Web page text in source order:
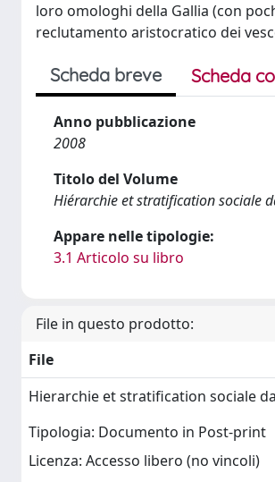
loro omologhi della Gallia (con
reclutamento aristocratico dei
Scheda breve Scheda
Anno pubblicazione
2008
Titolo del Volume
Hiérarchie et stratification sociale
Appare nelle tipologie:
3.1 Articolo su libro
File in questo prodotto:
File
Hierarchie et stratification sociale
Tipologia: Documento in Post-print
Licenza: Accesso libero (no vincoli)